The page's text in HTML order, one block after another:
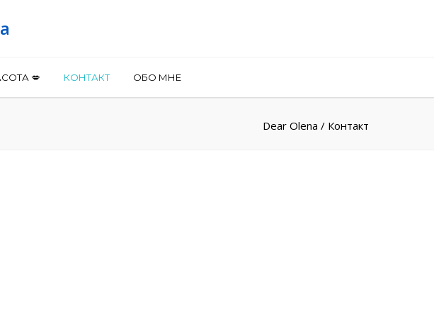
💋 КОНТАКТ ОБО МНЕ
Dear Olena / Контакт